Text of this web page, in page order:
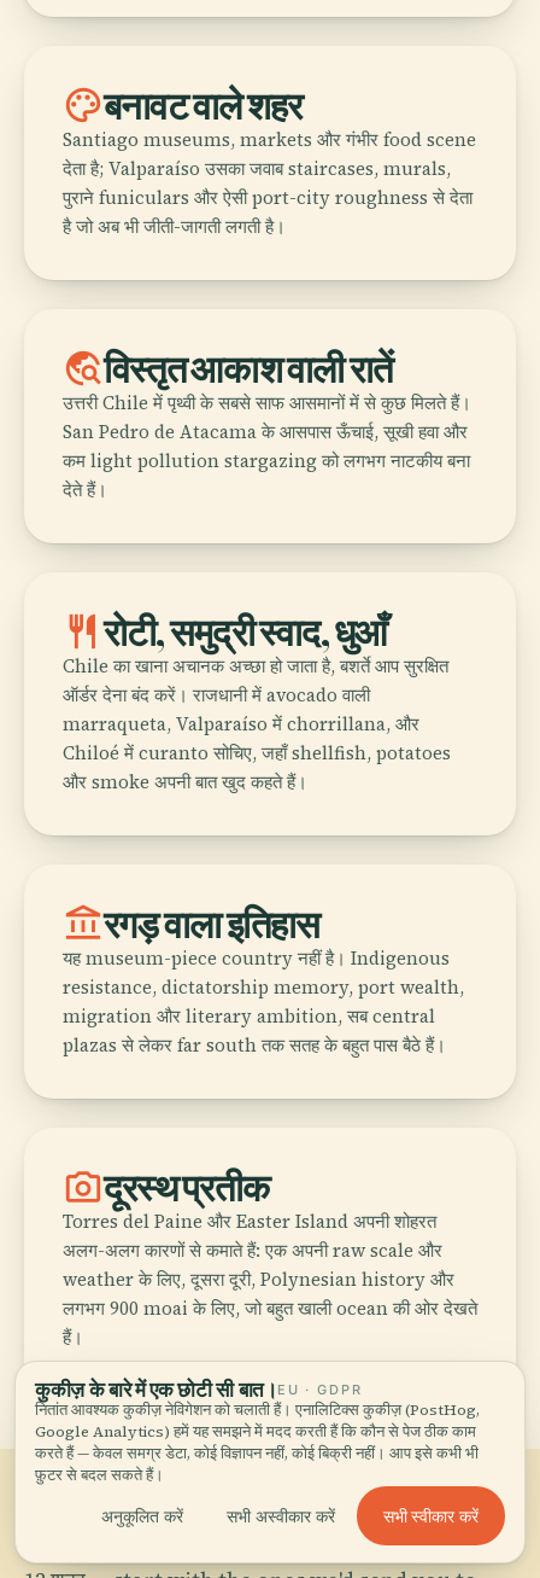
paletteबनावट वाले शहर
Santiago museums, markets और गंभीर food scene
देता है; Valparaíso उसका जवाब staircases, murals,
पुराने funiculars और ऐसी port-city roughness से देता
है जो अब भी जीती-जागती लगती है।
travel_exploreविस्तृत आकाश वाली रातें
उत्तरी Chile में पृथ्वी के सबसे साफ आसमानों में से कुछ मिलते हैं।
San Pedro de Atacama के आसपास ऊँचाई, सूखी हवा और
कम light pollution stargazing को लगभग नाटकीय बना
देते हैं।
restaurantरोटी, समुद्री स्वाद, धुआँ
Chile का खाना अचानक अच्छा हो जाता है, बशर्ते आप सुरक्षित
ऑर्डर देना बंद करें। राजधानी में avocado वाली
marraqueta, Valparaíso में chorrillana, और
Chiloé में curanto सोचिए, जहाँ shellfish, potatoes
और smoke अपनी बात खुद कहते हैं।
account_balanceरगड़ वाला इतिहास
यह museum-piece country नहीं है। Indigenous
resistance, dictatorship memory, port wealth,
migration और literary ambition, सब central
plazas से लेकर far south तक सतह के बहुत पास बैठे हैं।
photo_cameraदूरस्थ प्रतीक
Torres del Paine और Easter Island अपनी शोहरत
अलग-अलग कारणों से कमाते हैं: एक अपनी raw scale और
weather के लिए, दूसरा दूरी, Polynesian history और
लगभग 900 moai के लिए, जो बहुत खाली ocean की ओर देखते
हैं।
Chile के शहर
कुकीज़ के बारे में एक छोटी सी बात। EU · GDPR
नितांत आवश्यक कुकीज़ नेविगेशन को चलाती हैं। एनालिटिक्स कुकीज़ (PostHog,
Google Analytics) हमें यह समझने में मदद करती हैं कि कौन से पेज ठीक काम
करते हैं — केवल समग्र डेटा, कोई विज्ञापन नहीं, कोई बिक्री नहीं। आप इसे कभी भी
फ़ुटर से बदल सकते हैं।
अनुकूलित करें सभी अस्वीकार करें सभी स्वीकार करें